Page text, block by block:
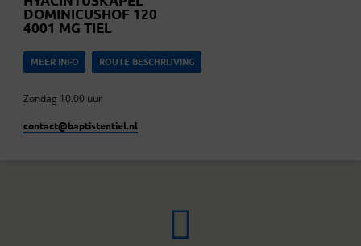
DOMINICUSHOF 120
4001 MG TIEL
MEER INFO ROUTE BESCHRIJVING
Zondag 10.00 uur
contact​@baptistentiel.nl